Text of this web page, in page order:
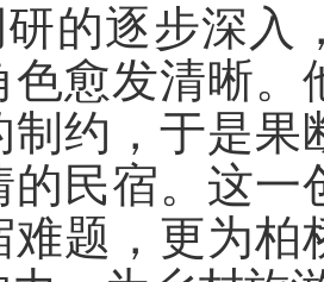
的逐步深入
色愈发清晰
制约，于是
的民宿。这
难题，更为